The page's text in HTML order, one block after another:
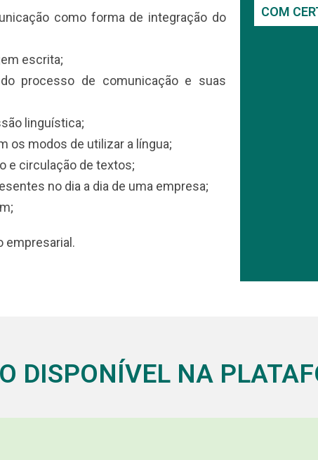
como forma de integração do
escrita;
processo de comunicação e suas
linguística;
os modos de utilizar a língua;
e circulação de textos;
no dia a dia de uma empresa;
empresarial.
COM
DISPONÍVEL NA